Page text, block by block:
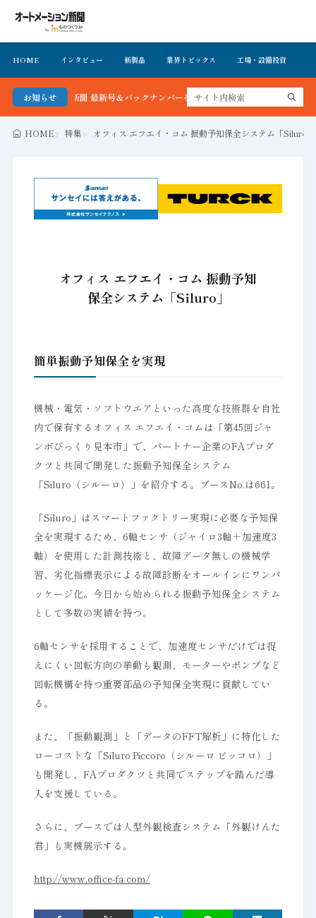
HOME インタビュー 新製品 業界トピックス 工場・設備投資
お知らせ
ション新聞 最新号＆バックナンバーを無料で公開中 詳細はこちら
HOME 特集 オフィス エフエイ・コム 振動予知保全システム「Siluro」
オフィス エフエイ・コム 振動予知
保全システム「Siluro」
簡単振動予知保全を実現
機械・電気・ソフトウエアといった高度な技術群を自社
内で保有するオフィス エフエイ・コムは「第45回ジャ
ンボびっくり見本市」で、パートナー企業のFAプロダ
クツと共同で開発した振動予知保全システム
「Siluro（シルーロ）」を紹介する。ブースNo.は661。
「Siluro」はスマートファクトリー実現に必要な予知保
全を実現するため、6軸センサ（ジャイロ3軸＋加速度3
軸）を使用した計測技術と、故障データ無しの機械学
習、劣化指標表示による故障診断をオールインにワンパ
ッケージ化。今日から始められる振動予知保全システム
として多数の実績を持つ。
6軸センサを採用することで、加速度センサだけでは捉
えにくい回転方向の挙動も観測、モーターやポンプなど
回転機構を持つ重要部品の予知保全実現に貢献してい
る。
また、「振動観測」と「データのFFT解析」に特化した
ローコストな「Siluro Piccoro（シルーロ ピッコロ）」
も開発し、FAプロダクツと共同でステップを踏んだ導
入を支援している。
さらに、ブースでは人型外観検査システム「外観けんた
君」も実機展示する。
http://www.office-fa.com/